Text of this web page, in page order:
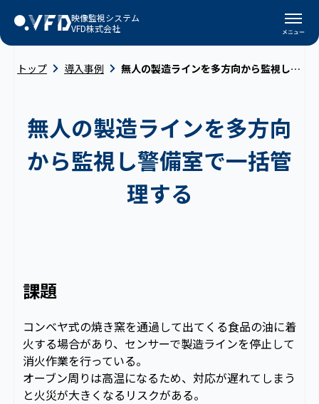
映像監視システム
VFD株式会社
トップ 導入事例 無人の製造ラインを多方向から監視し警備室で一括管理する
無人の製造ラインを多方向
から監視し警備室で一括管
理する
課題
コンベヤ式の焼き窯を通過して出てくる食品の油に着
火する場合があり、センサーで製造ラインを停止して
消火作業を行っている。
オーブン周りは高温になるため、対応が遅れてしまう
と火災が大きくなるリスクがある。